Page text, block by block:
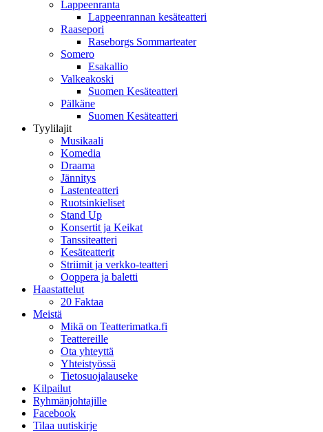
Lappeenranta
Lappeenrannan kesäteatteri
Raasepori
Raseborgs Sommarteater
Somero
Esakallio
Valkeakoski
Suomen Kesäteatteri
Pälkäne
Suomen Kesäteatteri
Tyylilajit
Musikaali
Komedia
Draama
Jännitys
Lastenteatteri
Ruotsinkieliset
Stand Up
Konsertit ja Keikat
Tanssiteatteri
Kesäteatterit
Striimit ja verkko-teatteri
Ooppera ja baletti
Haastattelut
20 Faktaa
Meistä
Mikä on Teatterimatka.fi
Teattereille
Ota yhteyttä
Yhteistyössä
Tietosuojalauseke
Kilpailut
Ryhmänjohtajille
Facebook
Tilaa uutiskirje